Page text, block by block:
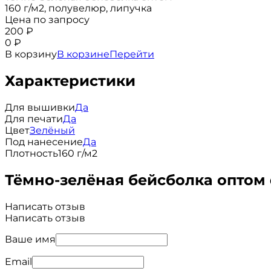
160 г/м2, полувелюр, липучка
Цена по запросу
200 ₽
0 ₽
В корзинуВ корзинеПерейти
Характеристики
Для вышивкиДа
Для печатиДа
ЦветЗелёный
Под нанесениеДа
Плотность160 г/м2
Тёмно-зелёная бейсболка
Написать отзыв
Написать отзыв
Ваше имя
Email